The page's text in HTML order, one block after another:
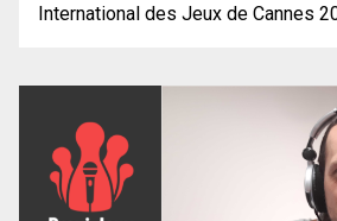
International des Jeux de Cannes